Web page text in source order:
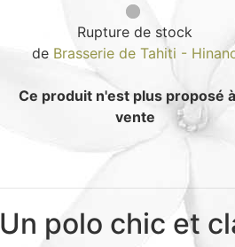
Rupture de stock
de Brasserie de Tahiti -
Ce produit n'est plus proposé
vente
Un polo chic et